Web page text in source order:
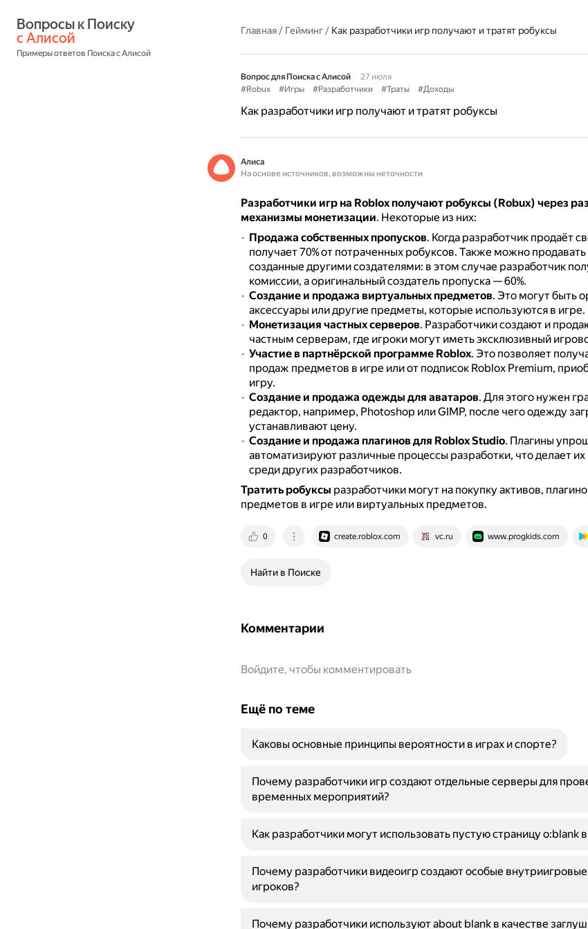
с Алисой
Примеры ответов Поиска с Алисой
Главная/ Гейминг/ Как разработчики игр получают и тратят робуксы
Вопрос для Поиска с Алисой
27 июля
#Robux
#Игры #Разработчики #Траты #Доходы
Как разработчики игр получают и тратят робуксы
Алиса
На основе источников, возможны неточности
Разработчики игр на Roblox получают робуксы (Robux) через
механизмы монетизации. Некоторые из них:
Продажа собственных пропусков. Когда разработчик продаёт
получает 70% от потраченных робуксов. Также можно продавать
созданные другими создателями: в этом случае разработчик
комиссии, а оригинальный создатель пропуска — 60%.
Создание и продажа виртуальных предметов. Это могут быть
аксессуары или другие предметы, которые используются в игре.
Монетизация частных серверов. Разработчики создают и
частным серверам, где игроки могут иметь эксклюзивный
Участие в партнёрской программе Roblox. Это позволяет
продаж предметов в игре или от подписок Roblox Premium,
игру.
Создание и продажа одежды для аватаров. Для этого нужен
редактор, например, Photoshop или GIMP, после чего одежду
устанавливают цену.
Создание и продажа плагинов для Roblox Studio. Плагины
автоматизируют различные процессы разработки, что делает
среди других разработчиков.
Тратить робуксы разработчики могут на покупку активов,
предметов в игре или виртуальных предметов.
0 create.roblox.com vc.ru www.progkids.com
Найти в Поиске
Комментарии
Войдите, чтобы комментировать
Ещё по теме
Каковы основные принципы вероятности в играх и спорте?
Почему разработчики игр создают отдельные серверы для
временных мероприятий?
Как разработчики могут использовать пустую страницу о:blank
Почему разработчики видеоигр создают особые
игроков?
Почему разработчики используют about blank в качестве